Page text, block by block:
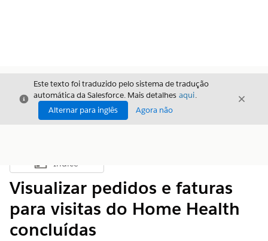
Fechar
Este texto foi traduzido pelo sistema de tradução
automática da Salesforce. Mais detalhes aqui.
Alternar para inglês
Agora não
Fechar
Mostrar índice
Índice
Visualizar pedidos e faturas
para visitas do Home Health
concluídas